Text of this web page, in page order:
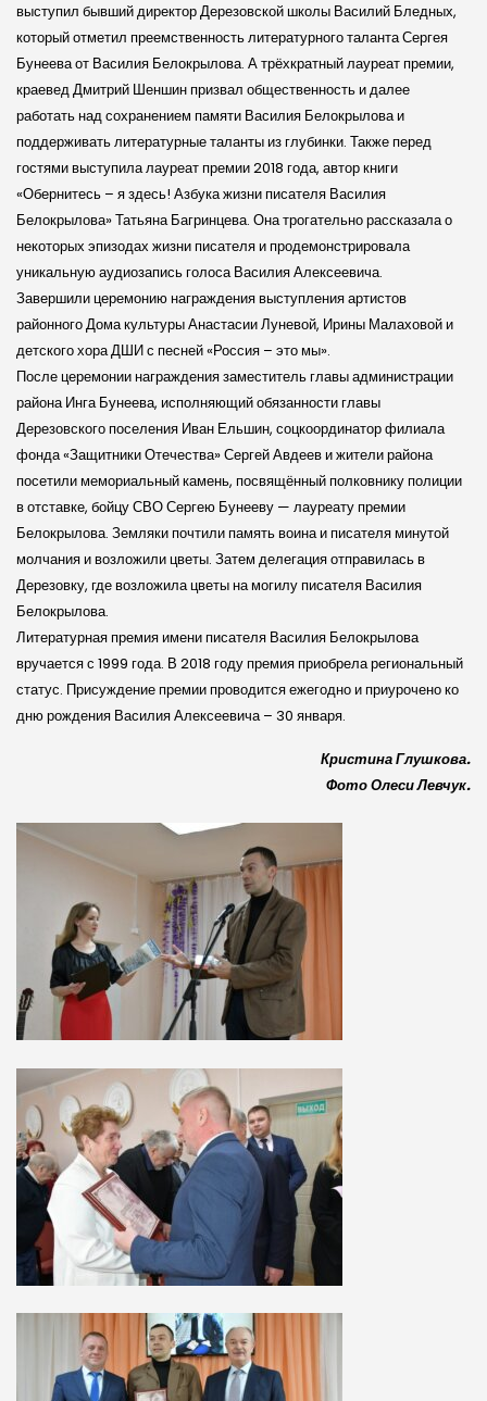
выступил бывший директор Дерезовской школы Василий Бледных,
который отметил преемственность литературного таланта Сергея
Бунеева от Василия Белокрылова. А трёхкратный лауреат премии,
краевед Дмитрий Шеншин призвал общественность и далее
работать над сохранением памяти Василия Белокрылова и
поддерживать литературные таланты из глубинки. Также перед
гостями выступила лауреат премии 2018 года, автор книги
«Обернитесь – я здесь! Азбука жизни писателя Василия
Белокрылова» Татьяна Багринцева. Она трогательно рассказала о
некоторых эпизодах жизни писателя и продемонстрировала
уникальную аудиозапись голоса Василия Алексеевича.
Завершили церемонию награждения выступления артистов
районного Дома культуры Анастасии Луневой, Ирины Малаховой и
детского хора ДШИ с песней «Россия – это мы».
После церемонии награждения заместитель главы администрации
района Инга Бунеева, исполняющий обязанности главы
Дерезовского поселения Иван Ельшин, соцкоординатор филиала
фонда «Защитники Отечества» Сергей Авдеев и жители района
посетили мемориальный камень, посвящённый полковнику полиции
в отставке, бойцу СВО Сергею Бунееву — лауреату премии
Белокрылова. Земляки почтили память воина и писателя минутой
молчания и возложили цветы. Затем делегация отправилась в
Дерезовку, где возложила цветы на могилу писателя Василия
Белокрылова.
Литературная премия имени писателя Василия Белокрылова
вручается с 1999 года. В 2018 году премия приобрела региональный
статус. Присуждение премии проводится ежегодно и приурочено ко
дню рождения Василия Алексеевича – 30 января.
Кристина Глушкова.
Фото Олеси Левчук.